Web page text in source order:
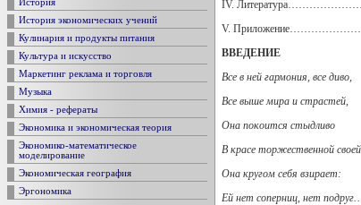
История
История экономических учений
Кулинария и продукты питания
Культура и искусство
Маркетинг реклама и торговля
Музыка
Химия - рефераты
Экономика и экономическая теория
Экономико-математическое
моделирование
Экономическая география
Эргономика
IV.
V.
ВВЕДЕНИЕ
Все в ней гармония, все диво,
Все выше мира и страстей,
Она покоится стыдливо
В красе торжественной своей.
Она кругом себя взирает:
Ей нет соперниц, нет подруг…